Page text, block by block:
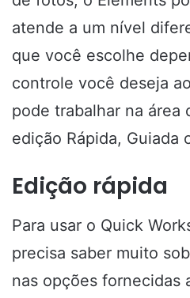
atende a um nível
que você escolhe
controle você deseja
pode trabalhar na área
edição Rápida, Guiada
Edição rápida
Para usar o Quick
precisa saber muito
nas opções fornecidas